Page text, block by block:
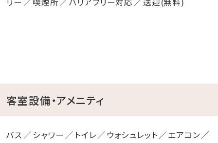
客室設備・アメニティ
バス シャワー トイレ ウォシュレット
エアコン